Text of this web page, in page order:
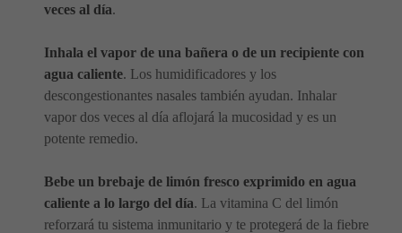
veces al día.
Inhala el vapor de una bañera o de un recipiente con
agua caliente. Los humidificadores y los
descongestionantes nasales también ayudan. Inhalar
vapor dos veces al día aflojará la mucosidad y es un
potente remedio.
Bebe un brebaje de limón fresco exprimido en agua
caliente a lo largo del día. La vitamina C del limón
reforzará tu sistema inmunitario y te protegerá de la fiebre